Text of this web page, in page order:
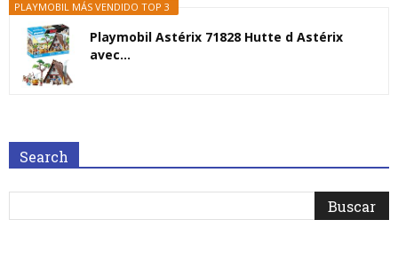
PLAYMOBIL MÁS VENDIDO TOP 3
Playmobil Astérix 71828 Hutte d Astérix
avec...
Search